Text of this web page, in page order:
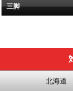
三脚
北海道